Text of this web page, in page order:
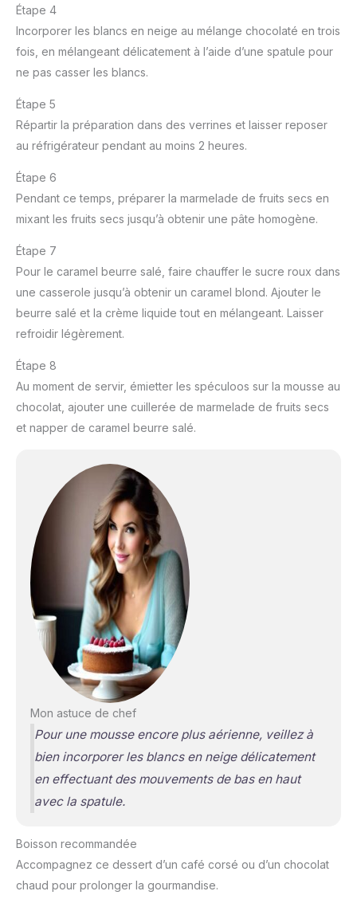
Étape 4
Incorporer les blancs en neige au mélange chocolaté en trois
fois, en mélangeant délicatement à l’aide d’une spatule pour
ne pas casser les blancs.
Étape 5
Répartir la préparation dans des verrines et laisser reposer
au réfrigérateur pendant au moins 2 heures.
Étape 6
Pendant ce temps, préparer la marmelade de fruits secs en
mixant les fruits secs jusqu’à obtenir une pâte homogène.
Étape 7
Pour le caramel beurre salé, faire chauffer le sucre roux dans
une casserole jusqu’à obtenir un caramel blond. Ajouter le
beurre salé et la crème liquide tout en mélangeant. Laisser
refroidir légèrement.
Étape 8
Au moment de servir, émietter les spéculoos sur la mousse au
chocolat, ajouter une cuillerée de marmelade de fruits secs
et napper de caramel beurre salé.
Mon astuce de chef
Pour une mousse encore plus aérienne, veillez à
bien incorporer les blancs en neige délicatement
en effectuant des mouvements de bas en haut
avec la spatule.
Boisson recommandée
Accompagnez ce dessert d’un café corsé ou d’un chocolat
chaud pour prolonger la gourmandise.